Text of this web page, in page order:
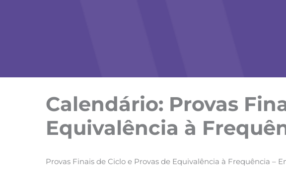
Calendário: Provas
Equivalência à
Provas Finais de Ciclo e Provas de Equivalência à Frequência –